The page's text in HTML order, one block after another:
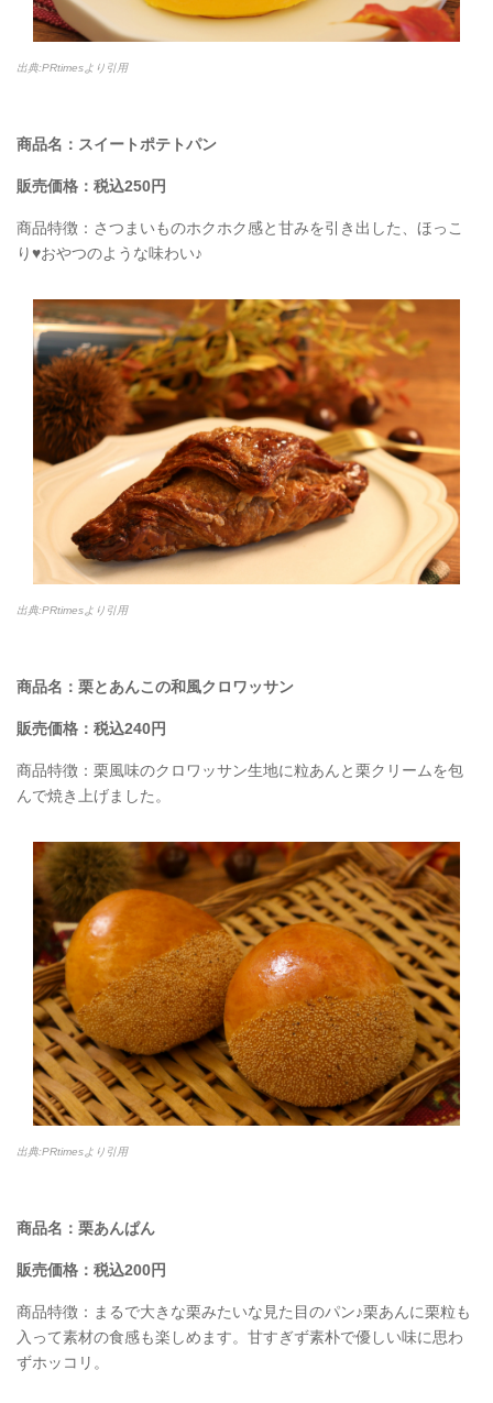
出典:PRtimesより引用
商品名：スイートポテトパン
販売価格：税込250円
商品特徴：さつまいものホクホク感と甘みを引き出した、ほっこ
り♥おやつのような味わい♪
出典:PRtimesより引用
商品名：栗とあんこの和風クロワッサン
販売価格：税込240円
商品特徴：栗風味のクロワッサン生地に粒あんと栗クリームを包
んで焼き上げました。
出典:PRtimesより引用
商品名：栗あんぱん
販売価格：税込200円
商品特徴：まるで大きな栗みたいな見た目のパン♪栗あんに栗粒も
入って素材の食感も楽しめます。甘すぎず素朴で優しい味に思わ
ずホッコリ。